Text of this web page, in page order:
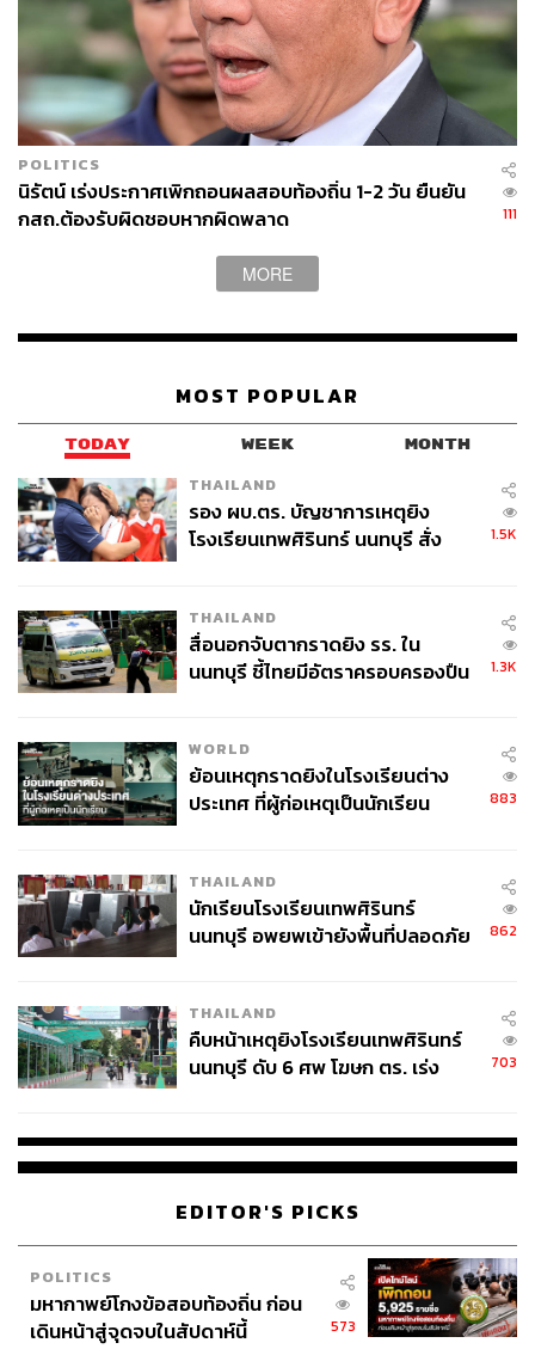
ขณะที่ผลการดำเนินงานด้านปราบปรามการทุจริตประจำ
ปีงบประมาณ 2566 มีเรื่องที่ตั้งไต่สวนทั้งสิ้น 1,539 เรื่อง
ดำเนินการไต่สวนแล้วเสร็จ 540 เรื่อง จำแนกเป็นการชี้มูล
ความผิดทั้งสิ้น 466 เรื่อง, ข้อกล่าวหาตกไปหรือยุติการ
สอบสวน 45 เรื่อง, ส่งเรื่องให้ผู้บังคับบัญชาหรือผู้มีอำนาจแต่ง
ตั้งถอดถอน (ดำเนินการตามมาตรา 64) 26 เรื่อง และส่ง ฮั้ว
(มาตรา 14 (2)) 3 เรื่อง
ป.ป.ช. วินิจฉัยคดีใหญ่และสำคัญในปี 2566
เลขาธิการคณะกรรมการ ป.ป.ช. ยกตัวอย่างคดีใหญ่และ
ดำรงตำแหน่งนายช่างโยธา ระดับชำนาญงาน ส่วนพัฒนา
และฟื้นฟูแหล่งน้ำ สำนักทรัพยากรน้ำ ภาค 4 จังหวัด
ขอนแก่น ร่ำรวยผิดปกติ
คณะกรรมการ ป.ป.ช. มีมติชี้มูลความผิด
อรรถพงษ์ แซ่แต้ นายกเทศมนตรี ตำบลแม่ตืน อำเภอลี้
จังหวัดลำพูน ร่ำรวยผิดปกติ
ทรงศักดิ์ สุทัศน์ ณ อยุธยา เมื่อครั้งดำรงตำแหน่งผู้
พัฒนาพิงคนคร (องค์การมหาชน) ร่ำรวยผิดปกติ
ประหยัด พวงจำปา รองเลขาธิการคณะกรรมการ
ป.ป.ช. ร่ำรวยผิดปกติ โดยมีทรัพย์สินมากผิดปกติ หรือมี
สมหมาย จันทร์ฉาย นายกองค์การบริหารส่วนตำบล
รวมมูลค่าทรัพย์สิน 119,327,444.22 บาท
พ.ต.อ. ธิติสรรค์ อุทธนผล หรือผู้กำกับโจ้ เมื่อครั้งดำรง
ตำแหน่งผู้กำกับการสถานีตำรวจภูธรเมืองนครสวรรค์
ร่ำรวยผิดปกติ รวมมูลค่ากว่า 1,358 ล้านบาท
ชนม์สวัสดิ์ อัศวเหม (เสียชีวิต) เมื่อครั้งดำรงตำแหน่ง
POLITICS
นิรัตน์ เร่งประกาศเพิกถอนผลสอบท้องถิ่น 1-2 วัน ยืนยัน
กสถ.ต้องรับผิดชอบหากผิดพลาด
111
MORE
MOST POPULAR
TODAY WEEK MONTH
THAILAND
รอง ผบ.ตร. บัญชาการเหตุยิง
โรงเรียนเทพศิรินทร์ นนทบุรี สั่ง
1.5K
THAILAND
สื่อนอกจับตากราดยิง รร. ใน
นนทบุรี ชี้ไทยมีอัตราครอบครองปืน
1.3K
WORLD
ย้อนเหตุกราดยิงในโรงเรียนต่าง
ประเทศ ที่ผู้ก่อเหตุเป็นนักเรียน
883
THAILAND
นักเรียนโรงเรียนเทพศิรินทร์
นนทบุรี อพยพเข้ายังพื้นที่ปลอดภัย
862
THAILAND
คืบหน้าเหตุยิงโรงเรียนเทพศิรินทร์
นนทบุรี ดับ 6 ศพ โฆษก ตร. เร่ง
703
EDITOR'S PICKS
POLITICS
มหากาพย์โกงข้อสอบท้องถิ่น ก่อน
เดินหน้าสู่จุดจบในสัปดาห์นี้
573